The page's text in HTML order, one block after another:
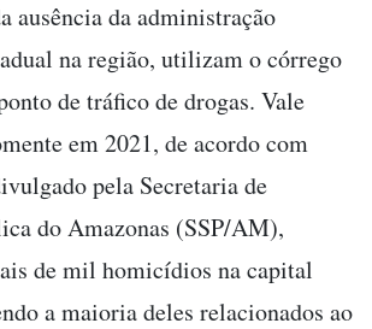
ausência da administração
na região, utilizam o córrego
de tráfico de drogas. Vale
em 2021, de acordo com
pela Secretaria de
do Amazonas (SSP/AM),
de mil homicídios na capital
a maioria deles relacionados ao